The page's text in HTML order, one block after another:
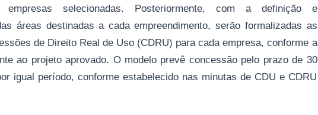
selecionadas. Posteriormente, com a definição e
áreas destinadas a cada empreendimento, serão formalizadas as
de Direito Real de Uso (CDRU) para cada empresa, conforme a
ao projeto aprovado. O modelo prevê concessão pelo prazo de 30
igual período, conforme estabelecido nas minutas de CDU e CDRU